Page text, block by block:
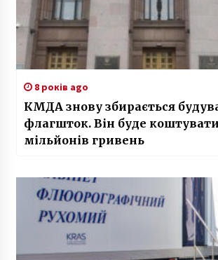
8 років ago
КМДА знову збирається
флагшток. Він буде
мільйонів гривень